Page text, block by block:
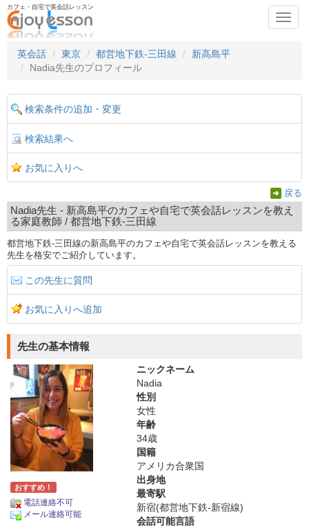
カフェ・自宅で英会話レッスン
英会話
東京 都営地下鉄-三田線
新高島平
Nadia先生のプロフィール
検索条件の追加・変更
検索結果へ
お気に入りへ
戻る
Nadia先生 - 新高島平のカフェや自宅で英会話レッスンを教え
る家庭教師 / 都営地下鉄-三田線
都営地下鉄-三田線の新高島平のカフェや自宅で英会話レッスンを教える
先生を格安でご紹介しています。
この先生に質問
お気に入りへ追加
先生の基本情報
おすすめ！
電話連絡不可
メール連絡可能
ニックネーム
Nadia
性別
女性
年齢
34歳
国籍
アメリカ合衆国
出身地
最寄駅
新宿(都営地下鉄-新宿線)
会話可能言語